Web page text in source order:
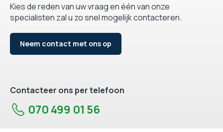
Kies de reden van uw vraag en één van onze
specialisten zal u zo snel mogelijk contacteren.
Neem contact met ons op
Contacteer ons per telefoon
070 499 01 56